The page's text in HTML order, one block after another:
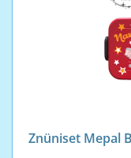
Znüniset Mepal